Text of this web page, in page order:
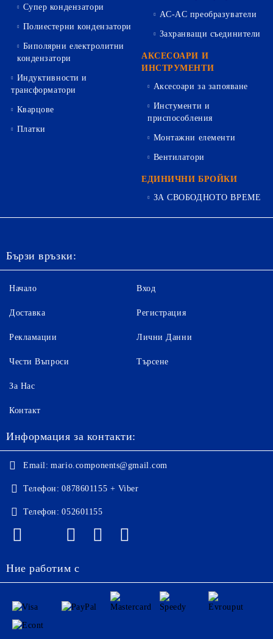
Супер кондензатори
Полиестерни кондензатори
Биполярни електролитни
кондензатори
Индуктивности и
трансформатори
Кварцове
Платки
AC-AC преобразуватели
Захранващи съединители
АКСЕСОАРИ И
ИНСТРУМЕНТИ
Аксесоари за запояване
Инстументи и
приспособления
Монтажни елементи
Вентилатори
ЕДИНИЧНИ БРОЙКИ
ЗА СВОБОДНОТО ВРЕМЕ
Бързи връзки:
Начало
Доставка
Рекламации
Чести Въпроси
Вход
Регистрация
Лични Данни
Търсене
За Нас
Контакт
Информация за контакти:
Email: mario.components@gmail.com
Телефон: 0878601155 + Viber
Телефон: 052601155
Ние работим с